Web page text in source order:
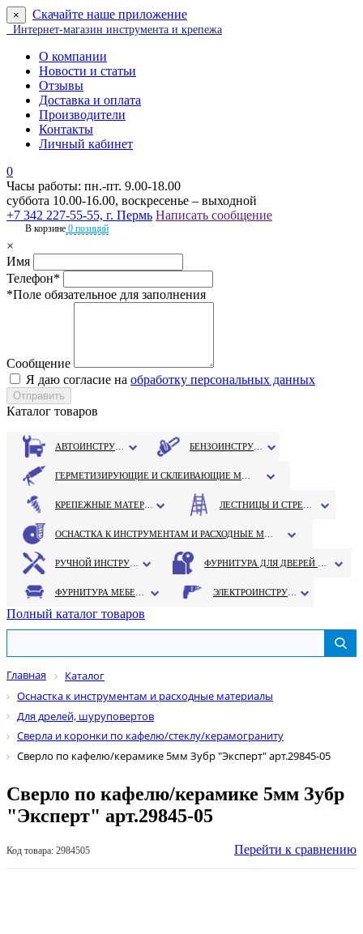
× Скачайте наше приложение
Интернет-магазин инструмента и крепежа
О компании
Новости и статьи
Отзывы
Доставка и оплата
Производители
Контакты
Личный кабинет
0
Часы работы: пн.-пт. 9.00-18.00
суббота 10.00-16.00, воскресенье – выходной
+7 342 227-55-55, г. Пермь Написать сообщение
В корзине 0 позиций
×
Имя
Телефон*
*Поле обязательное для заполнения
Сообщение
Я даю согласие на обработку персональных данных
Каталог товаров
Полный каталог товаров
Главная
Каталог
Оснастка к инструментам и расходные материалы
Для дрелей, шуруповертов
Сверла и коронки по кафелю/стеклу/керамограниту
Сверло по кафелю/керамике 5мм Зубр "Эксперт" арт.29845-05
Сверло по кафелю/керамике 5мм Зубр
"Эксперт" арт.29845-05
Код товара: 2984505 Перейти к сравнению